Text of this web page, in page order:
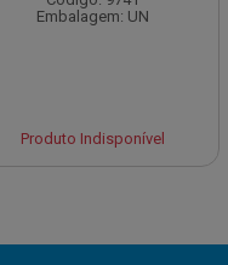
Embalagem: UN
Produto Indisponível